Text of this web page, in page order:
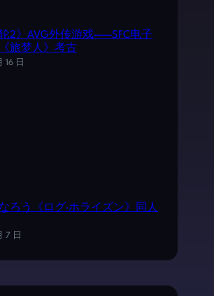
2》AVG外传游戏——SFC电子
旅梦人》考古
16 日
ろう《ログ·ホライズン》同人
7 日